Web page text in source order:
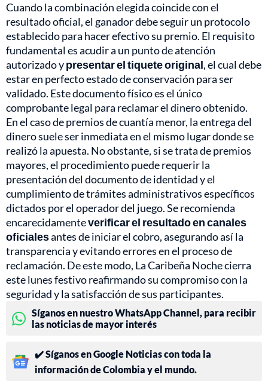
Cuando la combinación elegida coincide con el
resultado oficial, el ganador debe seguir un protocolo
establecido para hacer efectivo su premio. El requisito
fundamental es acudir a un punto de atención
autorizado ypresentar el tiquete original, el cual debe
estar en perfecto estado de conservación para ser
validado. Este documento físico es el único
comprobante legal para reclamar el dinero obtenido.
En el caso de premios de cuantía menor, la entrega del
dinero suele ser inmediata en el mismo lugar donde se
realizó la apuesta. No obstante, si se trata de premios
mayores, el procedimiento puede requerir la
presentación del documento de identidad y el
cumplimiento de trámites administrativos específicos
dictados por el operador del juego. Se recomienda
encarecidamenteverificar el resultado en canales
oficialesantes de iniciar el cobro, asegurando así la
transparencia y evitando errores en el proceso de
reclamación. De este modo, La Caribeña Noche cierra
este lunes festivo reafirmando su compromiso con la
seguridad y la satisfacción de sus participantes.
Síganos en nuestro WhatsApp Channel, para recibir
las noticias de mayor interés
✔️ Síganos en Google Noticias con toda la
información de Colombia y el mundo.